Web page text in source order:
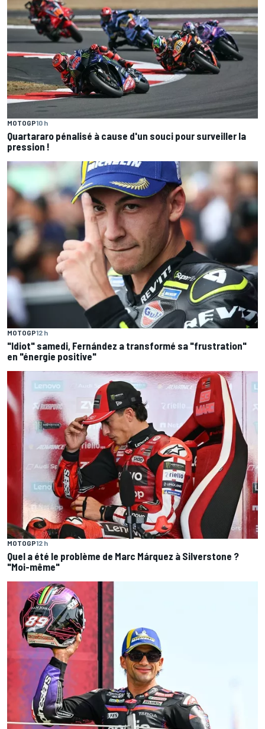
MOTOGP10 h
Quartararo pénalisé à cause d'un souci pour surveiller la
pression !
MOTOGP12 h
"Idiot" samedi, Fernández a transformé sa "frustration"
en "énergie positive"
MOTOGP12 h
Quel a été le problème de Marc Márquez à Silverstone ?
"Moi-même"